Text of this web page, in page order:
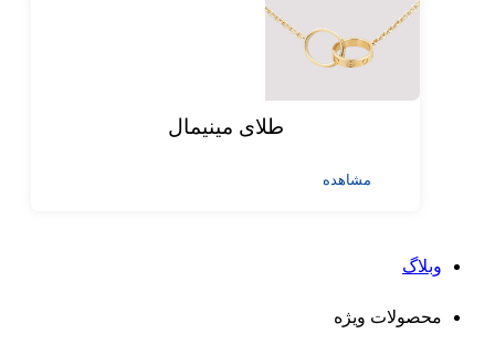
طلای مینیمال
مشاهده
وبلاگ
محصولات ویژه